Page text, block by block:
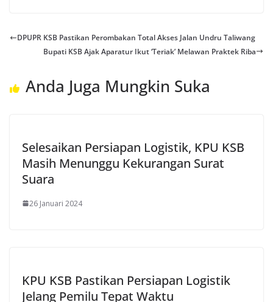
DPUPR KSB Pastikan Perombakan Total Akses Jalan Undru Taliwang
Bupati KSB Ajak Aparatur Ikut ‘Teriak’ Melawan Praktek Riba
Anda Juga Mungkin Suka
Selesaikan Persiapan Logistik, KPU KSB
Masih Menunggu Kekurangan Surat
Suara
26 Januari 2024
KPU KSB Pastikan Persiapan Logistik
Jelang Pemilu Tepat Waktu